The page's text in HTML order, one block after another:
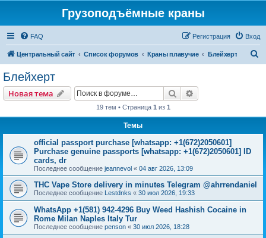
Грузоподъёмные краны
FAQ Вход
Регистрация
Центральный сайт Список форумов Краны плавучие Блейхерт
Блейхерт
Новая тема Поиск
19 тем • Страница 1 из 1
Темы
official passport purchase [whatsapp: +1(672)2050601]
Purchase genuine passports [whatsapp: +1(672)2050601] ID
cards, dr
Последнее сообщение jeannevol « 04 авг 2026, 13:09
THC Vape Store delivery in minutes Telegram @ahrrendaniel
Последнее сообщение Lestdnks « 30 июл 2026, 19:33
WhatsApp +1(581) 942-4296 Buy Weed Hashish Cocaine in
Rome Milan Naples Italy Tur
Последнее сообщение penson « 30 июл 2026, 18:28